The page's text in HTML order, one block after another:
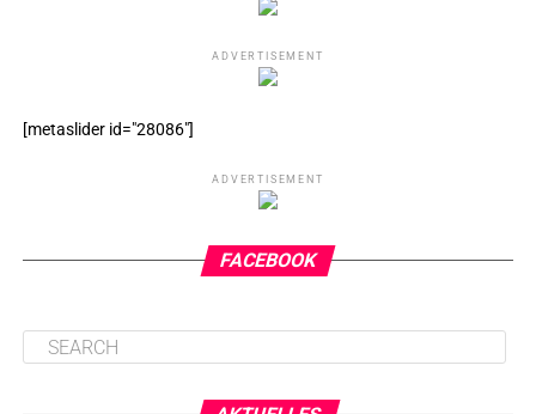
ADVERTISEMENT
[metaslider id="28086"]
ADVERTISEMENT
FACEBOOK